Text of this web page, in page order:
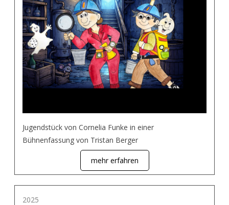
Jugendstück von Cornelia Funke in einer
Bühnenfassung von Tristan Berger
mehr erfahren
2025